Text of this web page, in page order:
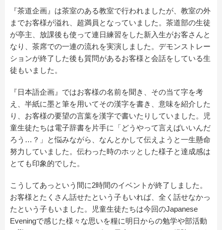
『茶道企画』は茶室のある教室で行われましたが、教室の外
までお客様が溢れ、超満員となっていました。茶道部の生徒
が亭主、放課後も使って連日練習をした新入生がお客さんと
なり、茶席での一連の流れを実演しました。デモンストレー
ションが終了した後も質問があるお客様と会話をしている生
徒もいました。
『日本語企画』ではお客様の名前を聞き、その当て字を考
え、半紙に墨と筆を用いてその漢字を書き、意味を紹介した
り、お客様の要望の言葉を漢字で書いたりしていました。児
童生徒たちは電子辞書を片手に「どうやって言えばいいんだ
ろう…？」と悩みながら、なんとかして伝えようと一生懸命
努力していました。伝わった時のホッとした様子と達成感は
とても印象的でした。
こうしてあっという間に2時間のイベントが終了しました。
お客様とたくさん話せたという子もいれば、全く話せなかっ
たという子もいました。児童生徒たちは今回のJapanese
Eveningで感じた様々な思いを糧に明日からの勉学や部活動